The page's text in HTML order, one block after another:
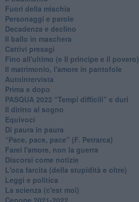
Fuori della mischia
Personaggi e parole
Decadenza e declino
Il ballo in maschera
Cattivi presagi
Fino all'ultimo (e Il principe e il povero)
Il matrimonio, l'amore in pantofole
Autointervista
Prima e dopo
​PASQUA 2022 “Tempi difficili” e duri
Il diritto al sogno
Equivoci
Di paura in paura
​“Pace, pace, pace” (F. Petrarca)
Farei l'amore, non la guerra
Discorsi come notizie
L'oca farcita (della stupidità e oltre)
Leggi e politica
La scienza (c'est moi)
Cenone 2021-2022